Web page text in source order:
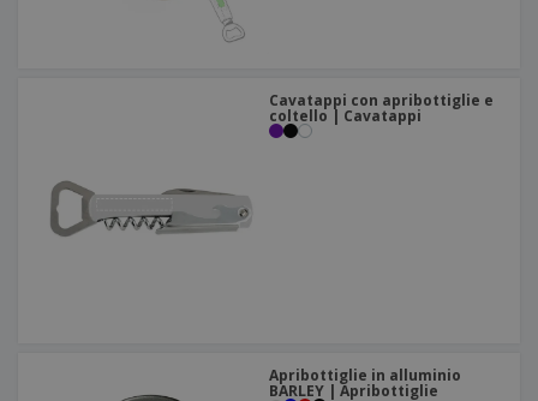
Cavatappi con apribottiglie e
coltello | Cavatappi
Apribottiglie in alluminio
BARLEY | Apribottiglie